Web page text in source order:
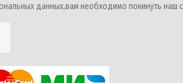
данных,вам необходимо покинуть наш